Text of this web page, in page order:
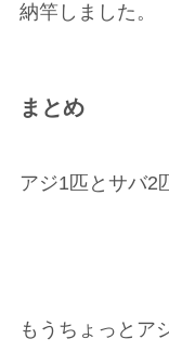
納竿しました。
まとめ
アジ1匹とサバ2
もうちょっとア